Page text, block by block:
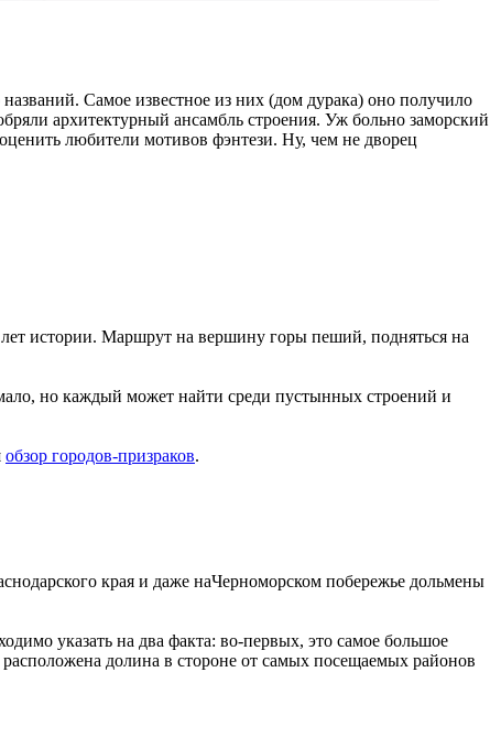
Самое известное из них (дом дурака) оно получило
архитектурный ансамбль строения. Уж больно заморский
любители мотивов фэнтези. Ну, чем не дворец
истории. Маршрут на вершину горы пеший, подняться на
но каждый может найти среди пустынных строений и
обзор городов-призраков.
края и даже наЧерноморском побережье дольмены
указать на два факта: во-первых, это самое большое
долина в стороне от самых посещаемых районов